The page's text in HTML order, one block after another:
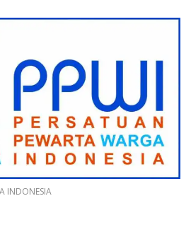
INDONESIA